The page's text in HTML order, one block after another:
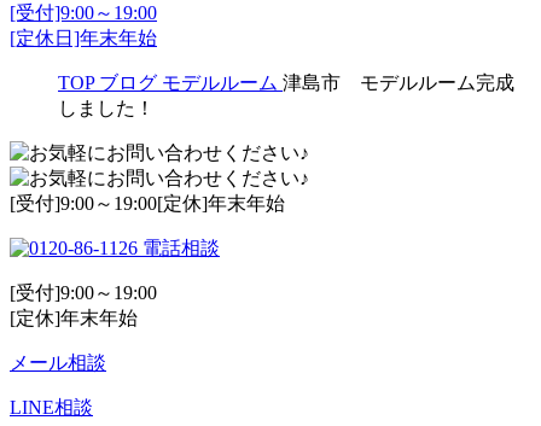
[受付]9:00～19:00
[定休日]年末年始
TOP ブログ モデルルーム 津島市 モデルルーム完成
しました！
[受付]9:00～19:00[定休]年末年始
電話相談
[受付]9:00～19:00
[定休]年末年始
メール相談
LINE相談